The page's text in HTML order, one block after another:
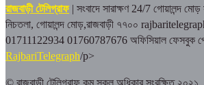
রাজবাড়ী টেলিগ্রাফ | সংবাদে সারাক্ষণ 24/7 গোয়ালন্দ মোড়
নিচতলা, গোয়ালন্দ মোড়,রাজবাড়ী ৭৭০০
01711122934 01760787676 অফিসিয়াল ফেসবুক
RajbariTelegraph/p>
© রাজবাড়ী টেলিগ্রাফ.কম সকল অধিকার সংরক্ষিত ২০২১